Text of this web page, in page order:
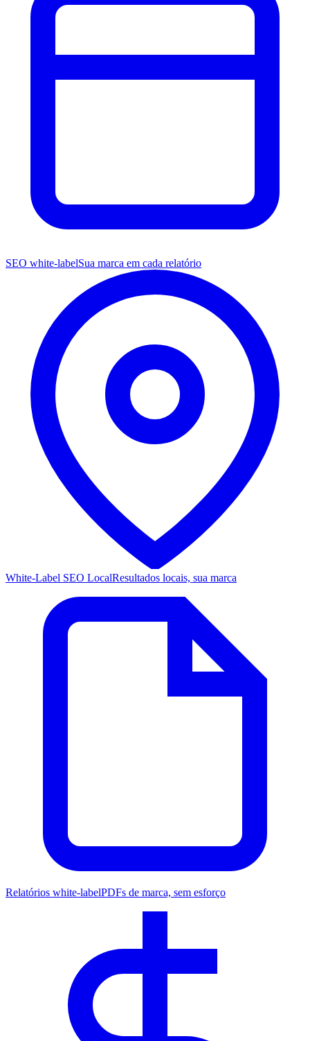
SEO white-labelSua marca em cada relatório
White-Label SEO LocalResultados locais, sua marca
Relatórios white-labelPDFs de marca, sem esforço